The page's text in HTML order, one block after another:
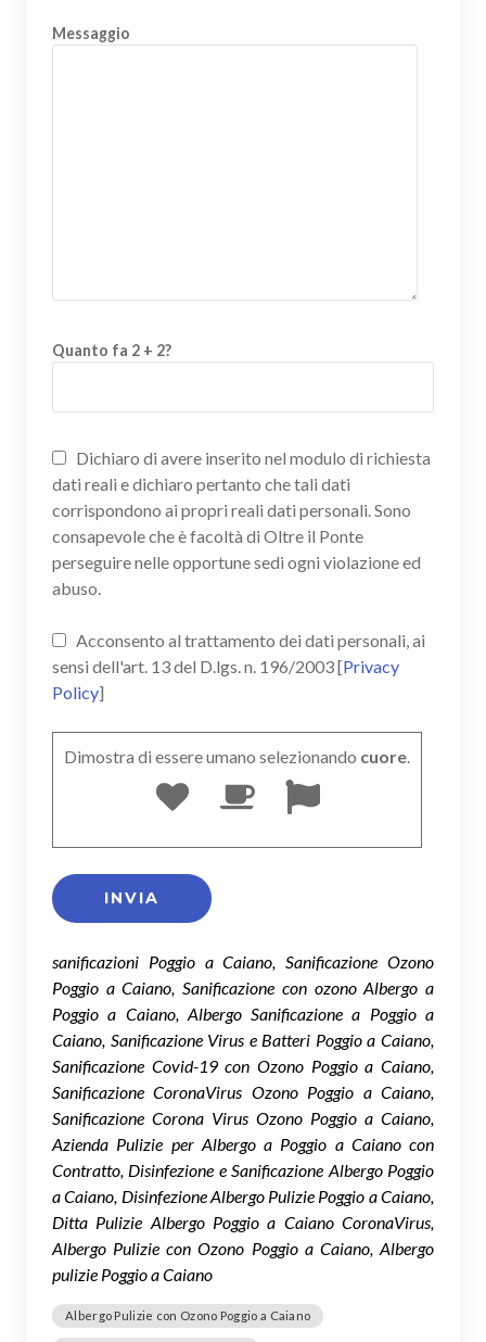
Messaggio
Quanto fa 2 + 2?
Dichiaro di avere inserito nel modulo di richiesta
dati reali e dichiaro pertanto che tali dati
corrispondono ai propri reali dati personali. Sono
consapevole che è facoltà di Oltre il Ponte
perseguire nelle opportune sedi ogni violazione ed
abuso.
Acconsento al trattamento dei dati personali, ai
sensi dell'art. 13 del D.lgs. n. 196/2003 [Privacy
Policy]
Dimostra di essere umano selezionando cuore.
sanificazioni Poggio a Caiano, Sanificazione Ozono
Poggio a Caiano, Sanificazione con ozono Albergo a
Poggio a Caiano, Albergo Sanificazione a Poggio a
Caiano, Sanificazione Virus e Batteri Poggio a Caiano,
Sanificazione Covid-19 con Ozono Poggio a Caiano,
Sanificazione CoronaVirus Ozono Poggio a Caiano,
Sanificazione Corona Virus Ozono Poggio a Caiano,
Azienda Pulizie per Albergo a Poggio a Caiano con
Contratto, Disinfezione e Sanificazione Albergo Poggio
a Caiano, Disinfezione Albergo Pulizie Poggio a Caiano,
Ditta Pulizie Albergo Poggio a Caiano CoronaVirus,
Albergo Pulizie con Ozono Poggio a Caiano, Albergo
pulizie Poggio a Caiano
Albergo Pulizie con Ozono Poggio a Caiano